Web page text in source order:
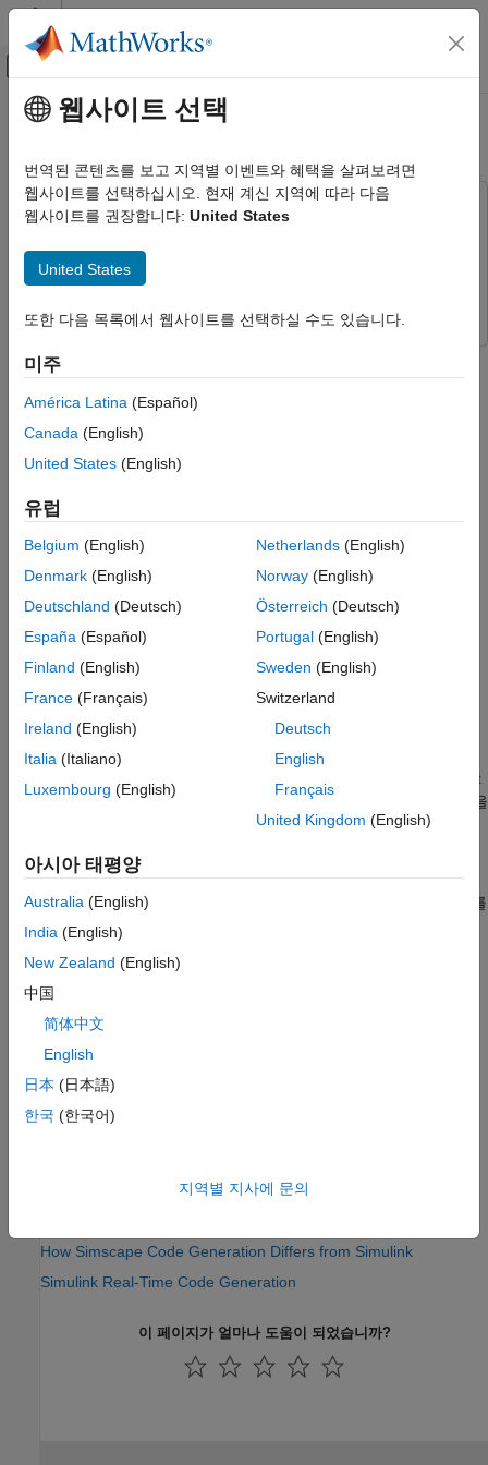
콘텐츠로 바로 가기
오프캔버스 탐색 메뉴 토글
문서 홈
Simscape
이 페이지 내용
실행을 위한 요구 사항
실행
참고 항목
주요 콘텐츠
코드 생성, 다운로드, 실행
다음 제품이 필요합니다.
Simulink Coder
타깃 하드웨어에서 HIL(Hardware-in-the-Loop) 시뮬레이션을
수행하려면Simulink®Real-Time™을 사용하여 다음을
수행합니다.
개발 컴퓨터에서 원격으로 실시간 애플리케이션을
Simulink Real-Time
애플리케이션 빌드 및 실행을
위한 요구 사항
실시간 애플리케이션을 빌드하고 실행하기 전에:
실시간 시뮬레이션을 위해 모델을 준비하고 구성합니다.
개발 컴퓨터, 타깃 컴퓨터, I/O 보드에 대한 소프트웨어, I/O
Get
Started with Simulink Real-Time(Simulink Real-Time)
항목을
실시간 애플리케이션 생성, 빌드, 다운로드, 실행
개발 컴퓨터에서 모델의 코드를 생성하고, 실시간 컴퓨터로 코드를
전송하고, 실시간 컴퓨터에서 코드를 실행하는 방법을 보여주는
Model(Simulink Real-Time)
참고 항목
slrtExplorer
도움말 항목
(Simulink Real-Time)
How Simscape Code Generation Differs from Simulink
Simulink Real-Time Code Generation
이 페이지가 얼마나 도움이 되었습니까?
웹사이트 선택
번역된 콘텐츠를 보고 지역별 이벤트와 혜택을 살펴보려면
웹사이트를 선택하십시오. 현재 계신 지역에 따라 다음
웹사이트를 권장합니다: United States
United States
또한 다음 목록에서 웹사이트를 선택하실 수도 있습니다.
미주
América Latina (Español)
Canada (English)
United States (English)
유럽
Belgium (English)
Denmark (English)
Deutschland (Deutsch)
España (Español)
Finland (English)
France (Français)
Ireland (English)
Italia (Italiano)
Luxembourg (English)
Netherlands(English)
Norway(English)
Österreich (Deutsch)
Portugal(English)
Sweden (English)
Switzerland
Deutsch
English
Français
United Kingdom (English)
아시아 태평양
Australia (English)
India (English)
New Zealand (English)
中国
简体中文
English
日本 (日本語)
한국 (한국어)
지역별 지사에 문의